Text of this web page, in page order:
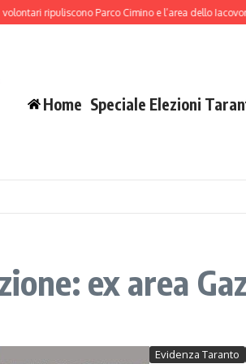
ripuliscono Parco Cimino e l’area dello Iacovone
Home Speciale Elezioni
ex area
Evidenza Taranto